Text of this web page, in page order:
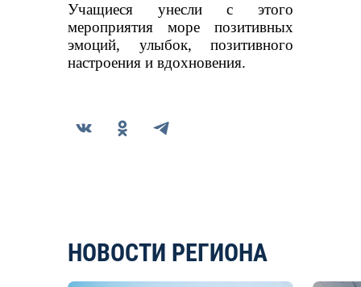
Учащиеся унесли с этого
мероприятия море позитивных
эмоций, улыбок, позитивного
настроения и вдохновения.
НОВОСТИ РЕГИОНА